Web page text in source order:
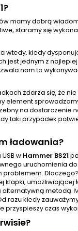
mamy dobrą
staramy się
wtedy, kiedy
jest jednym z
nam to
zdarza się, że
element
na dostarczenie
taki przypadek
ładowania?
w Hammer BS21
uruchomienia
problemem.
umożliwiającej
metodą.
kiedy
czas